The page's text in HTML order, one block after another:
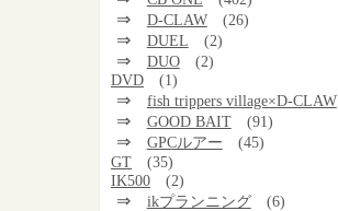
⇒ D-CLAW (26)
⇒ DUEL (2)
⇒ DUO
(2)
DVD
(1)
⇒ fish trippers village×D-CLAW
⇒ GOOD BAIT (91)
⇒ GPCルアー
(45)
GT
(35)
IK500
(2)
⇒ ikプランニング (6)